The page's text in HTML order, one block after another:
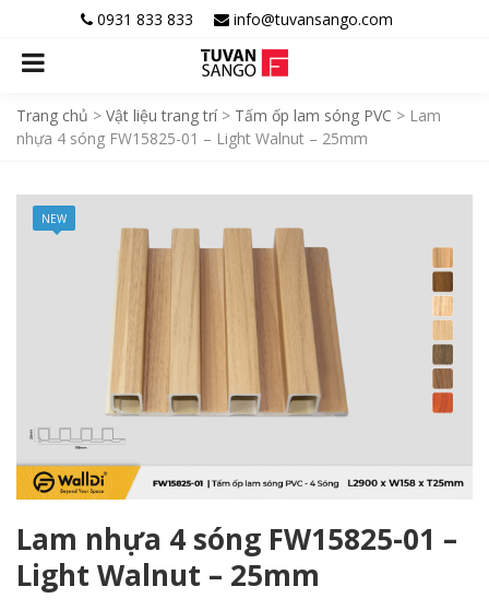
0931 833 833 info@tuvansango.com
Trang chủ > Vật liệu trang trí> Tấm ốp lam sóng PVC > Lam
nhựa 4 sóng FW15825-01 – Light Walnut – 25mm
NEW
Lam nhựa 4 sóng FW15825-01 –
Light Walnut – 25mm